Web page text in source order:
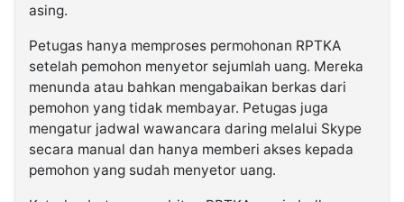
asing.
Petugas hanya memproses permohonan RPTKA
setelah pemohon menyetor sejumlah uang. Mereka
menunda atau bahkan mengabaikan berkas dari
pemohon yang tidak membayar. Petugas juga
mengatur jadwal wawancara daring melalui Skype
secara manual dan hanya memberi akses kepada
pemohon yang sudah menyetor uang.